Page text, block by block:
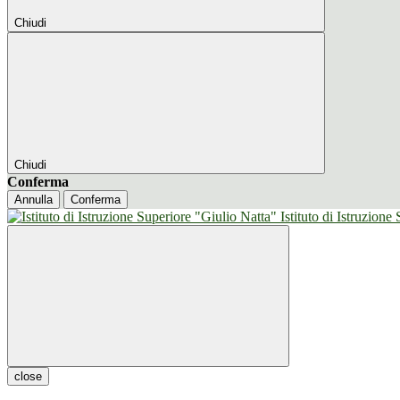
Chiudi
Chiudi
Conferma
Annulla Conferma
Istituto di Istruzione
close